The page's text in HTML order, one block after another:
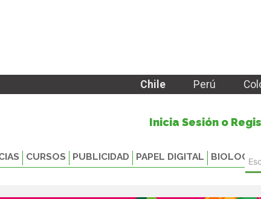
Chile Perú
Inicia Sesión o
CURSOS PUBLICIDAD PAPEL DIGITAL